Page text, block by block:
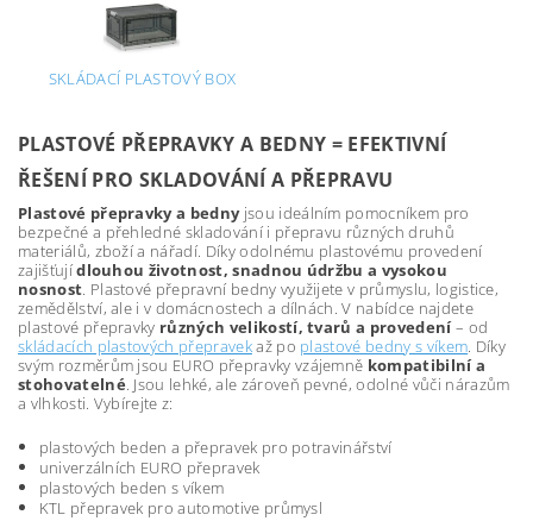
SKLÁDACÍ PLASTOVÝ BOX
PLASTOVÉ PŘEPRAVKY A BEDNY = EFEKTIVNÍ
ŘEŠENÍ PRO SKLADOVÁNÍ A PŘEPRAVU
Plastové přepravky a bednyjsou ideálním pomocníkem pro
bezpečné a přehledné skladování i přepravu různých druhů
materiálů, zboží a nářadí. Díky odolnému plastovému provedení
zajišťujídlouhou životnost, snadnou údržbu a vysokou
nosnost. Plastové přepravní bedny využijete v průmyslu, logistice,
zemědělství, ale i v domácnostech a dílnách. V nabídce najdete
plastové přepravky různých velikostí, tvarů a provedení– od
skládacích plastových přepravekaž po plastové bedny s víkem. Díky
svým rozměrům jsou EURO přepravky vzájemně kompatibilní a
stohovatelné. Jsou lehké, ale zároveň pevné, odolné vůči nárazům
a vlhkosti. Vybírejte z:
plastových beden a přepravek pro potravinářství
univerzálních EURO přepravek
plastových beden s víkem
KTL přepravek pro automotive průmysl